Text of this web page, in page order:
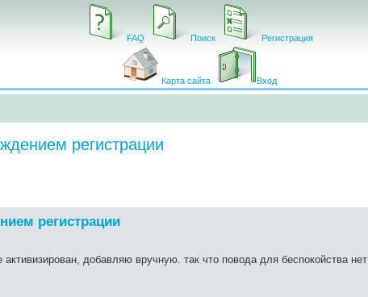
FAQ Поиск Регистрация
Карта сайта Вход
регистрации
регистрации
добавляю вручную. так что повода для беспокойства нет